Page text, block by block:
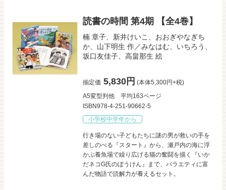
読書の時間 第4期 【全4巻】
楠 章子 新井けいこ
おおぎやなぎち
か
山下明生 作／みなはむ いちろう
坂口友佳子
高畠那生 絵
揃定価 5,830円 (本体5,300円+税)
A5変型判他
平均163ページ
ISBN978-4-251-90662-5
小学校中学年から
行き場のない子どもたちに謎の男が救いの手を
差しのべる『スタート』から、瀬戸内の海に浮
かぶ養魚場で繰り広げる猫の奮闘を描く『いか
だネコG氏のぼうけん』まで、バラエティに富
んだ物語で読解力が養えるセット。